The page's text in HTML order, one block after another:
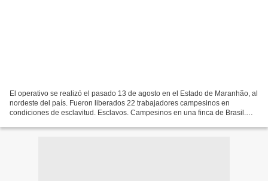
El operativo se realizó el pasado 13 de agosto en el Estado de Maranhão, al
nordeste del país. Fueron liberados 22 trabajadores campesinos en
condiciones de esclavitud. Esclavos. Campesinos en una finca de Brasil.